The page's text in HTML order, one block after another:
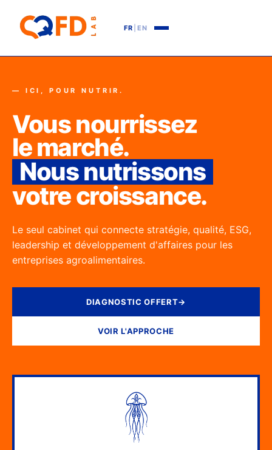
FR EN
— ICI, POUR NUTRIR.
Vous nourrissez
le marché.
Nous nutrissons
votre croissance.
Le seul cabinet qui connecte stratégie, qualité, ESG,
leadership et développement d'affaires pour les
entreprises agroalimentaires.
DIAGNOSTIC OFFERT→
VOIR L'APPROCHE